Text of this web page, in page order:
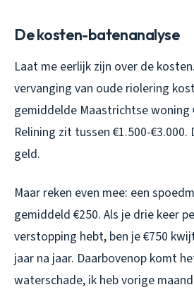
De kosten-batenanalyse
Laat me eerlijk zijn over de
vervanging van oude riolering
gemiddelde Maastrichtse woning
Relining zit tussen €1.500-
geld.
Maar reken even mee: een
gemiddeld €250. Als je drie keer
verstopping hebt, ben je €750
jaar na jaar. Daarbovenop komt
waterschade, ik heb vorige